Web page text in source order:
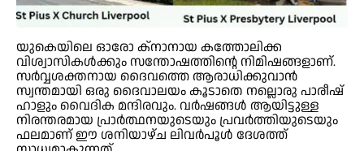
യുകെയിലെ ഓരോ ക്നാനായ കത്തോലിക്ക
വിശ്വാസികൾക്കും സന്തോഷത്തിന്റെ നിമിഷങ്ങളാണ്.
സർവ്വശക്തനായ ദൈവത്തെ ആരാധിക്കുവാൻ
സ്വന്തമായി ഒരു ദൈവാലയം കൂടാതെ നല്ലൊരു പാരീഷ്
ഹാളും വൈദിക മന്ദിരവും. വർഷങ്ങൾ ആയിട്ടുള്ള
നിരന്തരമായ പ്രാർത്ഥനയുടെയും പ്രവർത്തിയുടെയും
ഫലമാണ് ഈ ശനിയാഴ്ച ലിവർപൂൾ ദേശത്ത്